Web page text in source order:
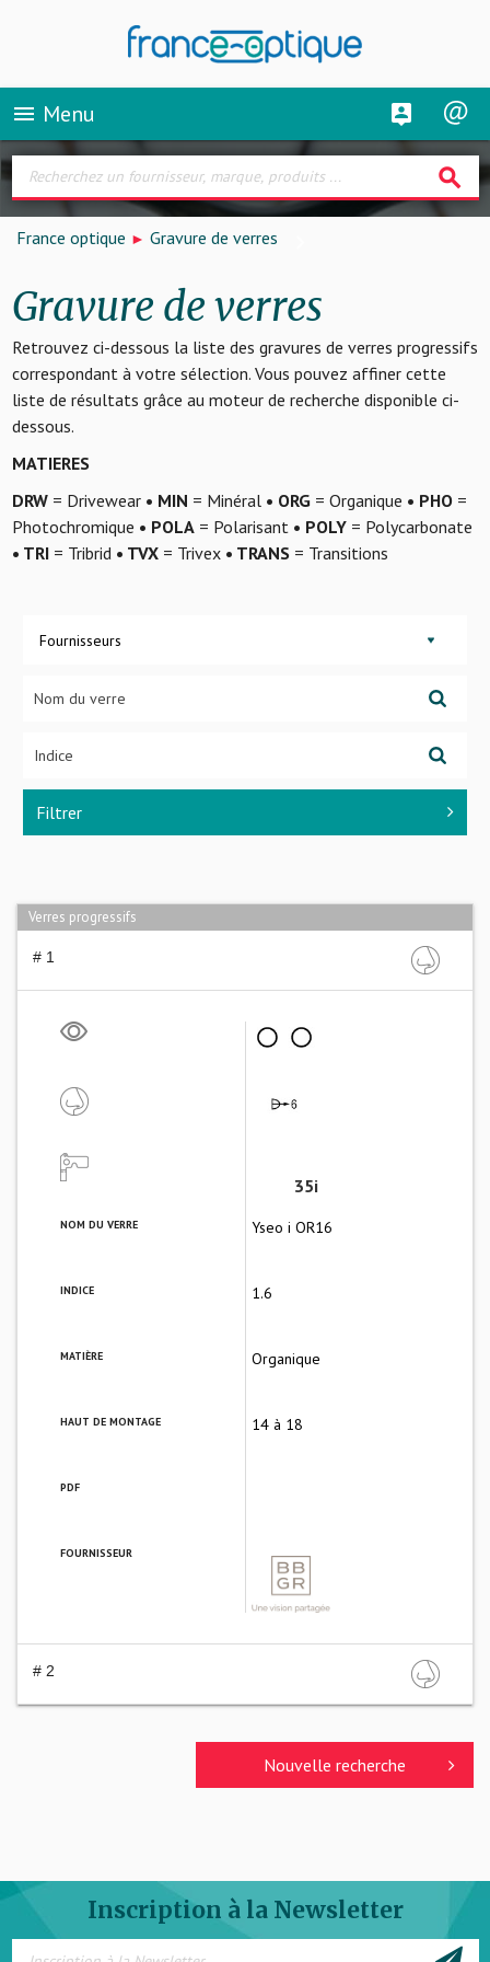
menu Menu
search
France optique Gravure de verres
Gravure de verres
Retrouvez ci-dessous la liste des gravures de verres progressifs
correspondant à votre sélection. Vous pouvez affiner cette
liste de résultats grâce au moteur de recherche disponible ci-
dessous.
MATIERES
DRW= Drivewear • MIN = Minéral • ORG= Organique • PHO=
Photochromique • POLA= Polarisant • POLY= Polycarbonate
• TRI= Tribrid • TVX= Trivex • TRANS= Transitions
Fournisseurs
Filtrer
Verres progressifs
# 1
35i
NOM DU VERRE Yseo i OR16
INDICE 1.6
MATIÈRE Organique
HAUT DE MONTAGE 14 à 18
PDF
FOURNISSEUR
# 2
Nouvelle recherche
Inscription à la Newsletter